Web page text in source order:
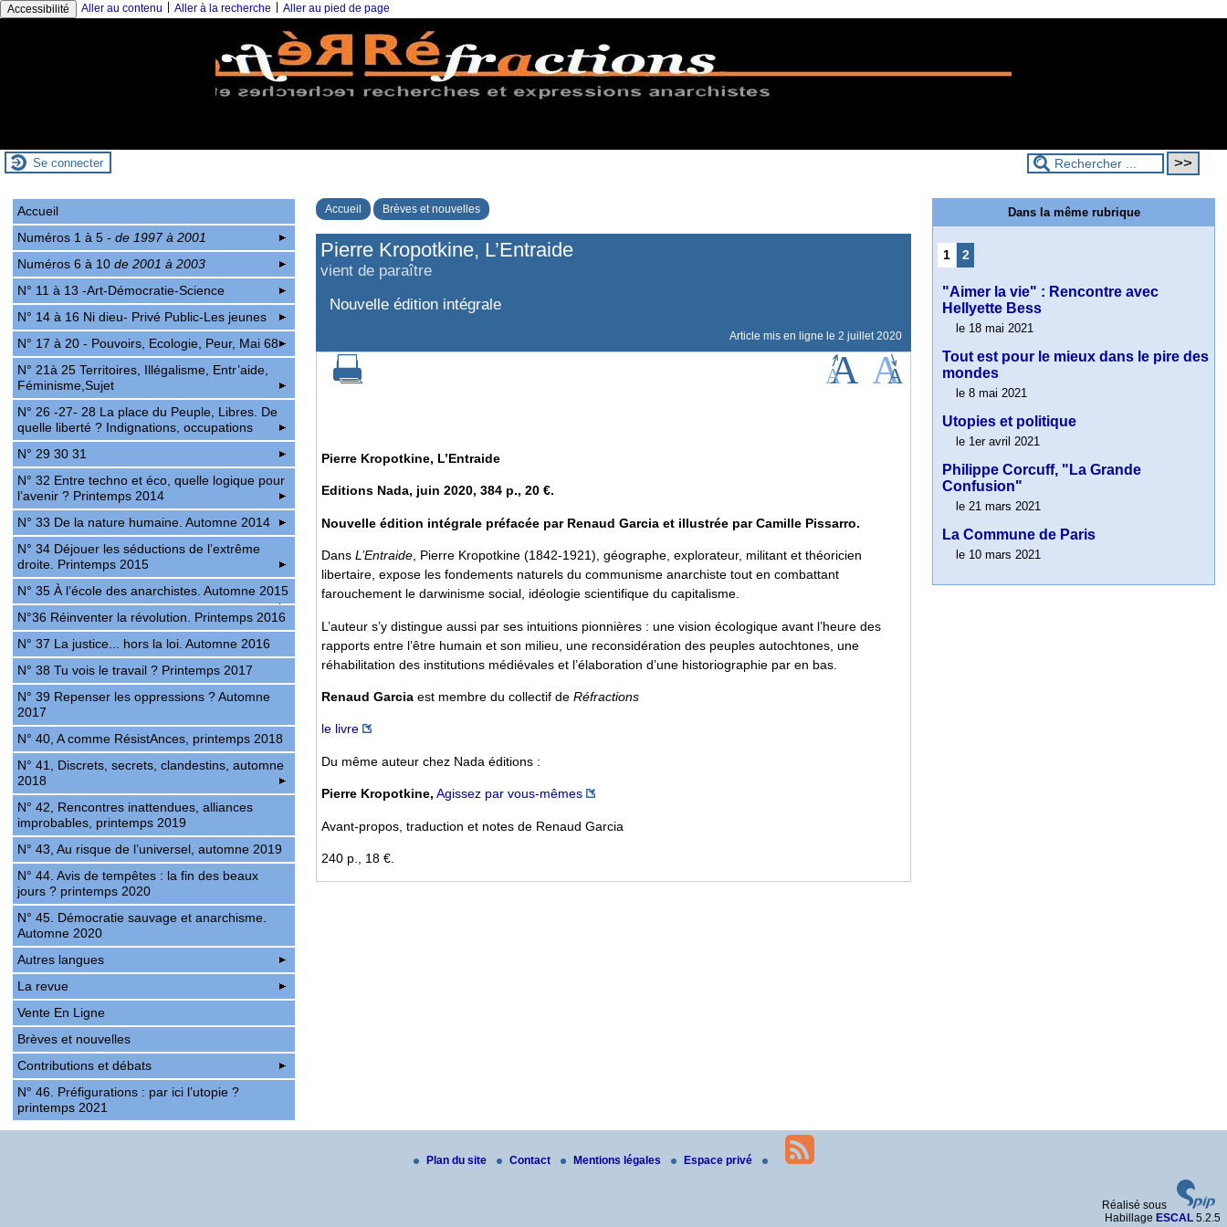
Accessibilité Aller au contenu Aller à la recherche Aller au pied de page
Se connecter
Accueil Brèves et nouvelles
Pierre Kropotkine, L’Entraide
vient de paraître
Nouvelle édition intégrale
Article mis en ligne le 2 juillet 2020
Pierre Kropotkine, L’Entraide
Editions Nada, juin 2020, 384 p., 20 €.
Nouvelle édition intégrale préfacée par Renaud Garcia et illustrée par Camille Pissarro.
Dans L’Entraide , Pierre Kropotkine (1842-1921), géographe, explorateur, militant et théoricien
libertaire, expose les fondements naturels du communisme anarchiste tout en combattant
farouchement le darwinisme social, idéologie scientifique du capitalisme.
L’auteur s’y distingue aussi par ses intuitions pionnières : une vision écologique avant l’heure des
rapports entre l’être humain et son milieu, une reconsidération des peuples autochtones, une
réhabilitation des institutions médiévales et l’élaboration d’une historiographie par en bas.
Renaud Garcia est membre du collectif de Réfractions
le livre
Du même auteur chez Nada éditions :
Pierre Kropotkine, Agissez par vous-mêmes
Avant-propos, traduction et notes de Renaud Garcia
240 p., 18 €.
Accueil
Numéros 1 à 5- de 1997 à 2001
Numéros 6 à 10de 2001 à 2003
N° 11 à 13 -Art-Démocratie-Science
N° 14 à 16 Ni dieu- Privé Public-Les jeunes
N° 17 à 20 - Pouvoirs, Ecologie, Peur, Mai 68
N° 21à 25 Territoires, Illégalisme, Entr’aide,
Féminisme,Sujet
N° 26 -27- 28 La place du Peuple, Libres. De
quelle liberté ? Indignations, occupations
N° 29 30 31
N° 32 Entre techno et éco, quelle logique pour
l’avenir ? Printemps 2014
N° 33 De la nature humaine. Automne 2014
N° 34 Déjouer les séductions de l’extrême
droite. Printemps 2015
N° 35 À l’école des anarchistes. Automne 2015
N°36 Réinventer la révolution. Printemps 2016
N° 37 La justice... hors la loi. Automne 2016
N° 38 Tu vois le travail ? Printemps 2017
N° 39 Repenser les oppressions ? Automne
2017
N° 40, A comme RésistAnces, printemps 2018
N° 41, Discrets, secrets, clandestins, automne
2018
N° 42, Rencontres inattendues, alliances
improbables, printemps 2019
N° 43, Au risque de l’universel, automne 2019
N° 44. Avis de tempêtes : la fin des beaux
jours ? printemps 2020
N° 45. Démocratie sauvage et anarchisme.
Automne 2020
Autres langues
La revue
Vente En Ligne
Brèves et nouvelles
Contributions et débats
N° 46. Préfigurations : par ici l’utopie ?
printemps 2021
Dans la même rubrique
1 2
"Aimer la vie" : Rencontre avec
Hellyette Bess
le 18 mai 2021
Tout est pour le mieux dans le pire des
mondes
le 8 mai 2021
Utopies et politique
le 1er avril 2021
Philippe Corcuff, "La Grande
Confusion"
le 21 mars 2021
La Commune de Paris
le 10 mars 2021
Plan du site Contact Mentions légales Espace privé
Réalisé sous
Habillage ESCAL5.2.5